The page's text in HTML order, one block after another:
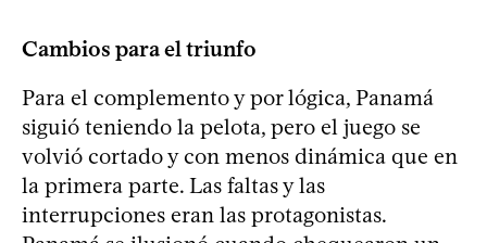
Cambios para el triunfo
Para el complemento y por lógica, Panamá
siguió teniendo la pelota, pero el juego se
volvió cortado y con menos dinámica que en
la primera parte. Las faltas y las
interrupciones eran las protagonistas.